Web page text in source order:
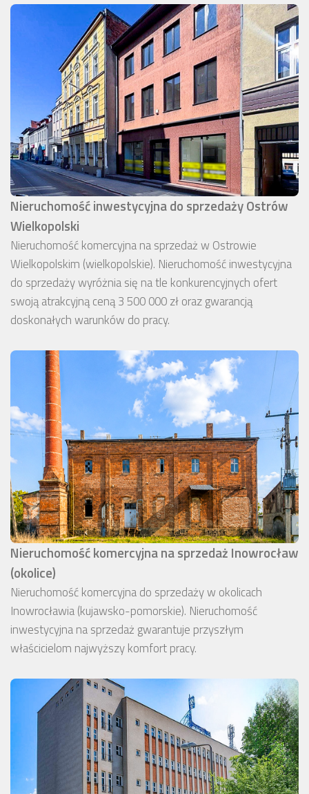
Nieruchomość inwestycyjna do sprzedaży Ostrów
Wielkopolski
Nieruchomość komercyjna na sprzedaż w Ostrowie
Wielkopolskim (wielkopolskie). Nieruchomość inwestycyjna
do sprzedaży wyróżnia się na tle konkurencyjnych ofert
swoją atrakcyjną ceną 3 500 000 zł oraz gwarancją
doskonałych warunków do pracy.
Nieruchomość komercyjna na sprzedaż Inowrocław
(okolice)
Nieruchomość komercyjna do sprzedaży w okolicach
Inowrocławia (kujawsko-pomorskie). Nieruchomość
inwestycyjna na sprzedaż gwarantuje przyszłym
właścicielom najwyższy komfort pracy.